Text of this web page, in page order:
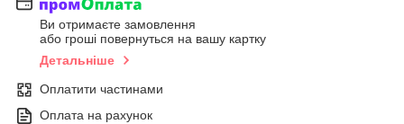
Ви отримаєте замовлення
або гроші повернуться на вашу картку
Детальніше
Оплатити частинами
Оплата на рахунок